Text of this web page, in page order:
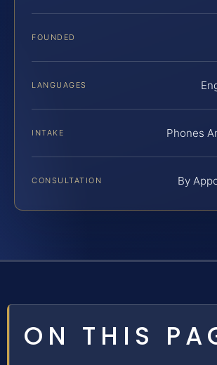
FOUNDED
LANGUAGES
INTAKE Phones
CONSULTATION By
ON THIS